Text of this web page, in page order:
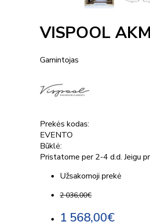
VISPOOL
Gamintojas
Prekės kodas:
EVENTO
Būklė:
Pristatome per 2-4 d.d. Jeigu
Užsakomoji prekė
2 036,00€
1 568,00€